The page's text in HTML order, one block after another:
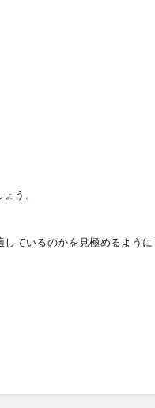
う。
ているのかを見極めるように